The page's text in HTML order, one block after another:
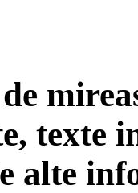
texte
alte